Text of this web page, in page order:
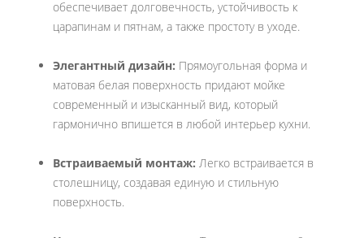
обеспечивает долговечность, устойчивость к
царапинам и пятнам, а также простоту в уходе.
Элегантный дизайн: Прямоугольная форма и
матовая белая поверхность придают мойке
современный и изысканный вид, который
гармонично впишется в любой интерьер кухни.
Встраиваемый монтаж: Легко встраивается в
столешницу, создавая единую и стильную
поверхность.